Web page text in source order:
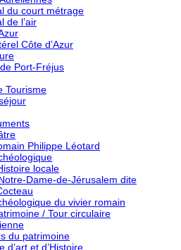
du court métrage
de l’air
Côte d’Azur
Port-Fréjus
Tourisme
Philippe Léotard
locale
Dame-de-Jérusalem dite
du vivier romain
/ Tour circulaire
du patrimoine
d’art et d’Histoire